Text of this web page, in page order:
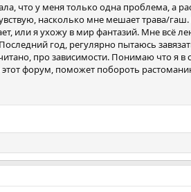
что у меня только одна проблема, а
насколько мне мешает трава/
или я ухожу в мир фантазий. Мне всё
год, регулярно пытаюсь
про зависимости. Понимаю что я в
этот форум, поможет побороть